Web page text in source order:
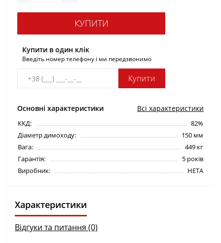
Основні характеристики Всі характеристики
ККД:
82%
Діаметр димоходу:
150 мм
Вага:
449 кг
Гарантія:
5 років
Виробник:
HETA
КУПИТИ
Купити в один клік
Введіть номер телефону і ми передзвонимо
Купити
Характеристики
Відгуки та питання (0)